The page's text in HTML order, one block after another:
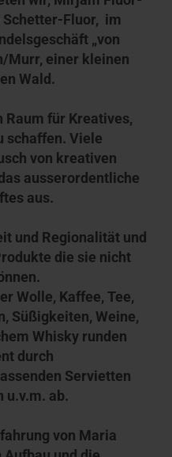
Fluor, im
„von
Murr, einer kleinen
Wald.
Raum für Kreatives,
schaffen. Viele
von kreativen
ausserordentliche
aus.
und Regionalität und
die sie nicht
Wolle, Kaffee, Tee,
Süßigkeiten, Weine,
Whisky runden
durch
Servietten
u.v.m. ab.
von Maria